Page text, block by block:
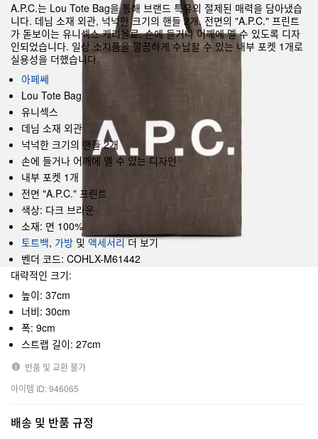
A.P.C.는 Lou Tote Bag을 통해 브랜드 특유의 절제된 매력을 담아냈습
니다. 데님 소재 외관, 넉넉한 크기의 핸들 2개, 전면의 "A.P.C." 프린트
가 돋보이는 유니섹스 캐리올로, 손에 들거나 어깨에 멜 수 있도록 디자
인되었습니다. 일상 소지품을 깔끔하게 수납할 수 있는 내부 포켓 1개로
실용성을 더했습니다.
아페쎄
Lou Tote Bag
유니섹스
데님 소재 외관
넉넉한 크기의 핸들 2개
손에 들거나 어깨에 멜 수 있는 디자인
내부 포켓 1개
전면 "A.P.C." 프린트
색상: 다크 브라운
소재: 면 100%
토트백, 가방 및액세서리더 보기
벤더 코드: COHLX-M61442
대략적인 크기:
높이: 37cm
너비: 30cm
폭: 9cm
스트랩 길이: 27cm
반품 및 교환 불가
아이템 ID: 946065
배송 및 반품 규정